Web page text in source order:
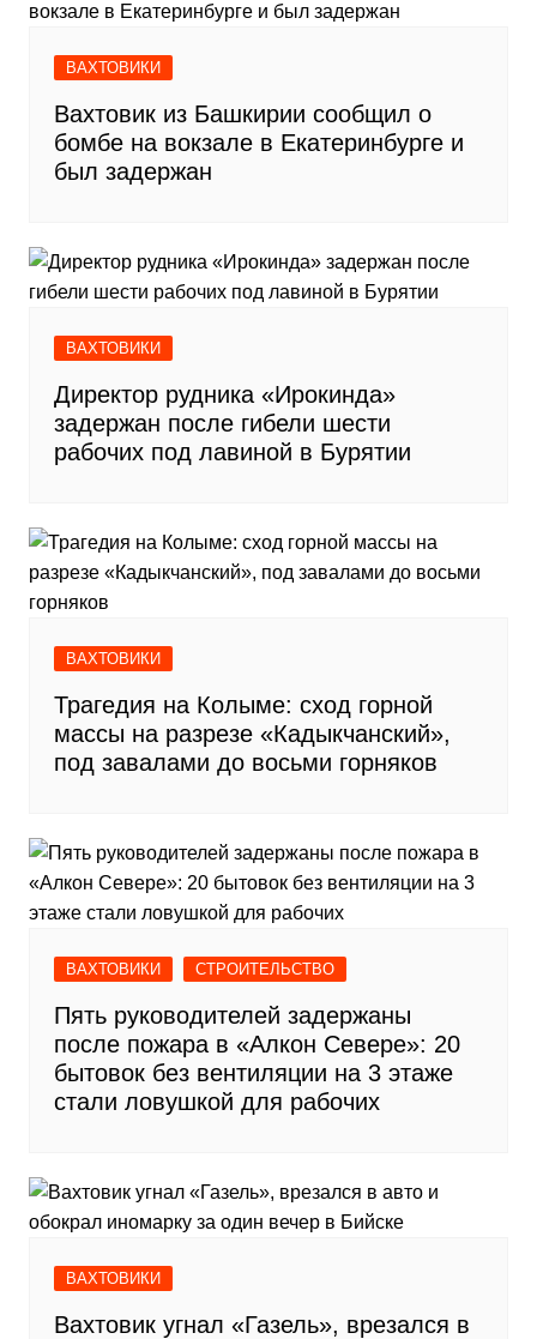
ВАХТОВИКИ
Вахтовик из Башкирии сообщил о
бомбе на вокзале в Екатеринбурге и
был задержан
ВАХТОВИКИ
Директор рудника «Ирокинда»
задержан после гибели шести
рабочих под лавиной в Бурятии
ВАХТОВИКИ
Трагедия на Колыме: сход горной
массы на разрезе «Кадыкчанский»,
под завалами до восьми горняков
ВАХТОВИКИ СТРОИТЕЛЬСТВО
Пять руководителей задержаны
после пожара в «Алкон Севере»: 20
бытовок без вентиляции на 3 этаже
стали ловушкой для рабочих
ВАХТОВИКИ
Вахтовик угнал «Газель», врезался в